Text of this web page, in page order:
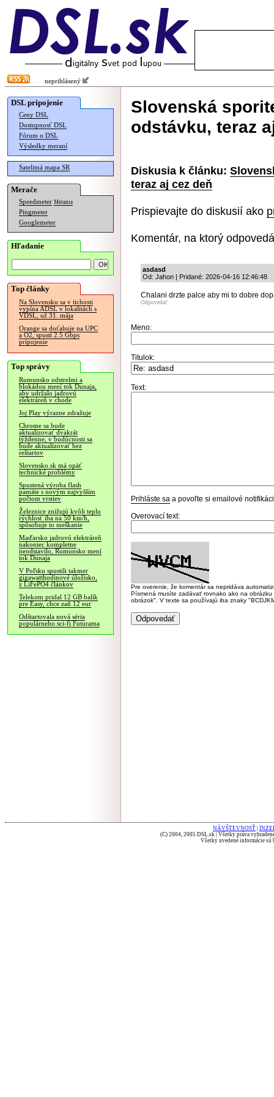
neprihlásený
DSL pripojenie
Ceny DSL
Dostupnosť DSL
Fórum o DSL
Výsledky meraní
Satelitná mapa SR
Merače
Speedmeter Merania
Pingmeter
Googlemeter
Hľadanie
Top články
Na Slovensku sa v tichosti
vypína ADSL v lokalitách s
VDSL, už 31. mája
Orange sa doťahuje na UPC
a O2, spustí 2.5 Gbps
pripojenie
Top správy
Rumunsko odstrelmi a
blokádou mení tok Dunaja,
aby udržalo jadrovú
elektráreň v chode
Joj Play výrazne zdražuje
Chrome sa bude
aktualizovať dvakrát
týždenne, v budúcnosti sa
bude aktualizovať bez
reštartov
Slovensko.sk má opäť
technické problémy
Spustená výroba flash
pamäte s novým najvyšším
počtom vrstiev
Železnice znižujú kvôli teplu
rýchlosť iba na 50 km/h,
spôsobuje to meškanie
Maďarsko jadrovú elektráreň
nakoniec kompletne
neodstavilo, Rumunsko mení
tok Dunaja
V Poľsku spustili takmer
gigawatthodinové úložisko,
z LiFePO4 článkov
Telekom pridal 12 GB balík
pre Easy, chce zaň 12 eur
Odštartovala nová séria
populárneho sci-fi Futurama
Slovenská
odstávku, teraz
Diskusia k článku:
teraz aj cez deň
Prispievajte do diskusií ako
Komentár, na ktorý
asdasd
Od: Jahon | Pridané: 2026-04-16 12:46:48
Chalani drzte palce aby mi to dobre
Odpovedať
Meno:
Titulok:
Text:
Prihláste sa a povoľte si emailové
Overovací text:
Pre overenie, že komentár sa nepridáva
Písmená musíte zadávať rovnako ako na
obrázok". V texte sa používajú iba znaky
NÁVŠTEVNOSŤ
(C) 2004, 2005 DSL.sk | Všetky práva
Všetky uvedené informácie sú